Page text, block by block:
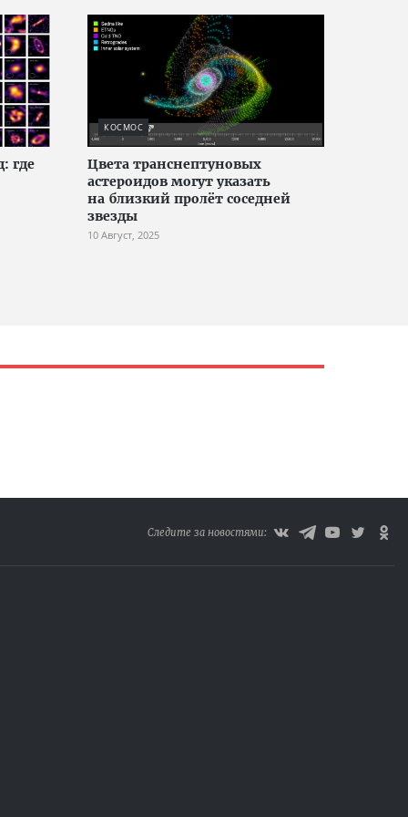
где
КОСМОС
Цвета транснептуновых
астероидов могут указать
на близкий пролёт соседней
звезды
10 Август, 2025
Следите за новостями: